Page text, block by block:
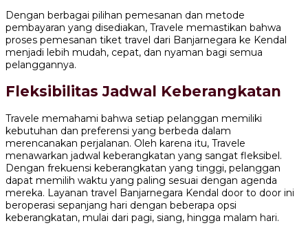
Dengan berbagai pilihan pemesanan dan metode
pembayaran yang disediakan, Travele memastikan bahwa
proses pemesanan tiket travel dari Banjarnegara ke Kendal
menjadi lebih mudah, cepat, dan nyaman bagi semua
pelanggannya.
Fleksibilitas Jadwal Keberangkatan
Travele memahami bahwa setiap pelanggan memiliki
kebutuhan dan preferensi yang berbeda dalam
merencanakan perjalanan. Oleh karena itu, Travele
menawarkan jadwal keberangkatan yang sangat fleksibel.
Dengan frekuensi keberangkatan yang tinggi, pelanggan
dapat memilih waktu yang paling sesuai dengan agenda
mereka. Layanan travel Banjarnegara Kendal door to door ini
beroperasi sepanjang hari dengan beberapa opsi
keberangkatan, mulai dari pagi, siang, hingga malam hari.